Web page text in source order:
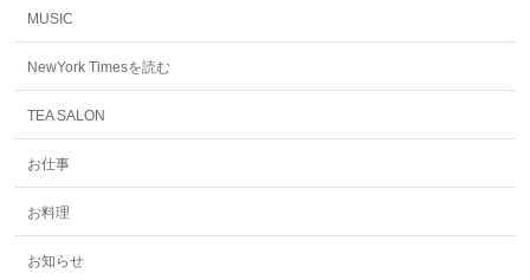
MUSIC
NewYork Timesを読む
TEA SALON
お仕事
お料理
お知らせ